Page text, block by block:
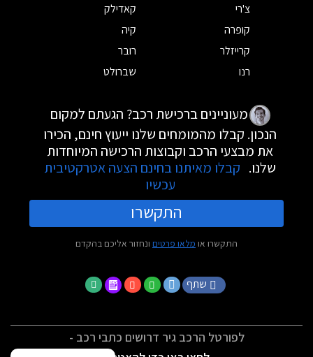
צ'רי
קאדילק
קופרה
קיה
קרייזלר
רובר
רנו
שברולט
מעוניינים ברכישת רכב? הגעתם למקום
הנכון. קבלו מהמומחים שלנו ייעוץ חינם, הכירו
את מבצעי הרכב וקבוצות הרכישה המיוחדות
שלנו. קבלו מאיתנו בחינם הצעה אטרקטיבית
עכשיו
התקשרו
התקשרו או מלאו פרטים ונחזור אליכם בהקדם
שתף
לפורטל הרכב גיר דרושים כתבי רכב -